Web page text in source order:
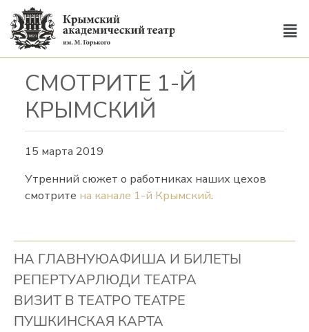
СМОТРИТЕ 1-Й
КРЫМСКИЙ
15 марта 2019
Утренний сюжет о работниках наших цехов
смотрите на канале 1-й Крымский.
НА ГЛАВНУЮАФИША И БИЛЕТЫ
РЕПЕРТУАРЛЮДИ ТЕАТРА
ВИЗИТ В ТЕАТРО ТЕАТРЕ
ПУШКИНСКАЯ КАРТА